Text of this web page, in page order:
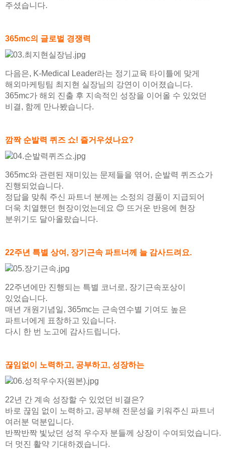
주셨습니다.
365mc의 글로벌 경쟁력
다음은, K-Medical Leader라는 정기교육 타이틀에 맞게
해외마케팅팀 최지현 실장님의 강연이 이어졌습니다.
365mc가 해외 진출 후 지속적인 성장을 이어올 수 있었던
비결, 함께 만나봤습니다.
깜짝 순발력 퀴즈 쇼! 즐거우셨나요?
365mc와 관련된 재미있는 문제들을 엮어, 순발력 퀴즈쇼가
진행되었습니다.
정답을 맞춰 주신 파트너 분께는 소정의 경품이 지급되어
더욱 치열했던 현장이었는데요 😊 뜨거운 반응에 현장
분위기도 달아올랐습니다.
22주년 특별 상여, 장기근속 파트너께 늘 감사드려요.
22주년에만 진행되는 특별 코너로, 장기근속포상이
있었습니다.
매년 개원기념일, 365mc는 근속연수별 기여도 높은
파트너에게 표창하고 있습니다.
다시 한 번 노고에 감사드립니다.
끊임없이 노력하고, 공부하고, 성장하는
22년 간 계속 성장할 수 있었던 비결은?
바로 끊임 없이 노력하고, 공부해 전문성을 키워주신 파트너
여러분 덕분입니다.
반짝반짝 빛났던 성적 우수자 분들께 상장이 수여되었습니다.
더 멋진 활약 기대하겠습니다.